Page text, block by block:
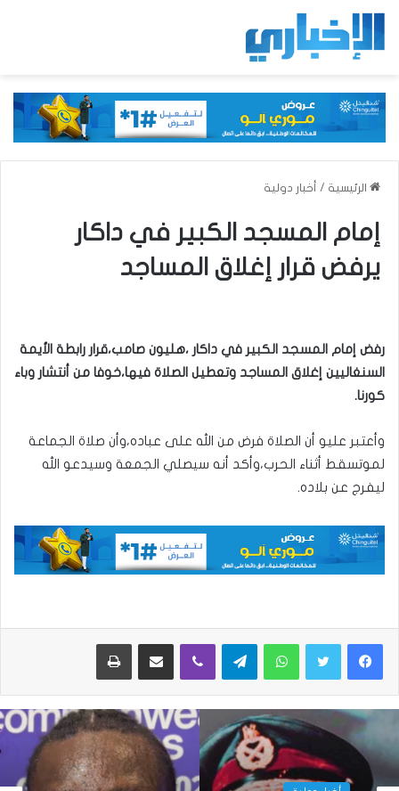
الرئيسية / أخبار دولية
إمام المسجد الكبير في داكار
يرفض قرار إغلاق المساجد
رفض إمام المسجد الكبير في داكار ،هليون صامب،قرار رابطة الأيمة
السنغاليين إغلاق المساجد وتعطيل الصلاة فيها،خوفا من أنتشار وباء
كورنا.
وأعتبر عليو أن الصلاة فرض من الله على عباده،وأن صلاة الجماعة
لموتسقط أثناء الحرب،وأكد أنه سيصلي الجمعة وسيدعو الله
ليفرج عن بلاده.
واتساب تيلقرام ڤايبر مشاركة عبر البريد طباعة